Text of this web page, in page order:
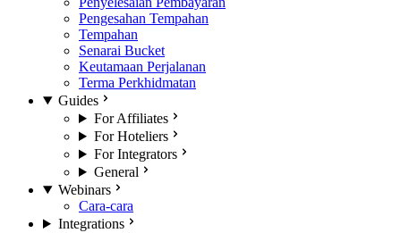
Pengesahan Tempahan
Tempahan
Senarai Bucket
Keutamaan Perjalanan
Terma Perkhidmatan
Guides
For Affiliates
For Hoteliers
For Integrators
General
Webinars
Cara-cara
Integrations